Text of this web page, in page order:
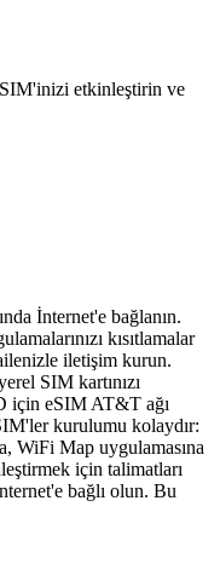
etkinleştirin ve
İnternet'e bağlanın.
kısıtlamalar
iletişim kurun.
SIM kartınızı
için eSIM AT&T ağı
kurulumu kolaydır:
WiFi Map uygulamasına
için talimatları
bağlı olun. Bu